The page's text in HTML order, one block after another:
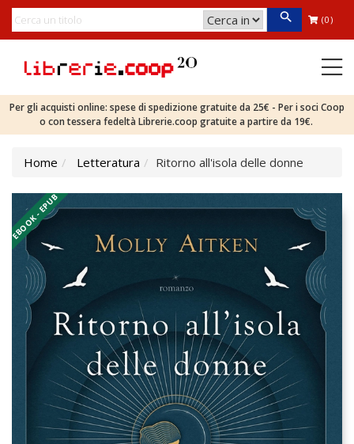
(0)
Per gli acquisti online: spese di spedizione gratuite da 25€ - Per i soci Coop
o con tessera fedeltà Librerie.coop gratuite a partire da 19€.
Home Letteratura Ritorno all'isola delle donne
EBOOK - EPUB